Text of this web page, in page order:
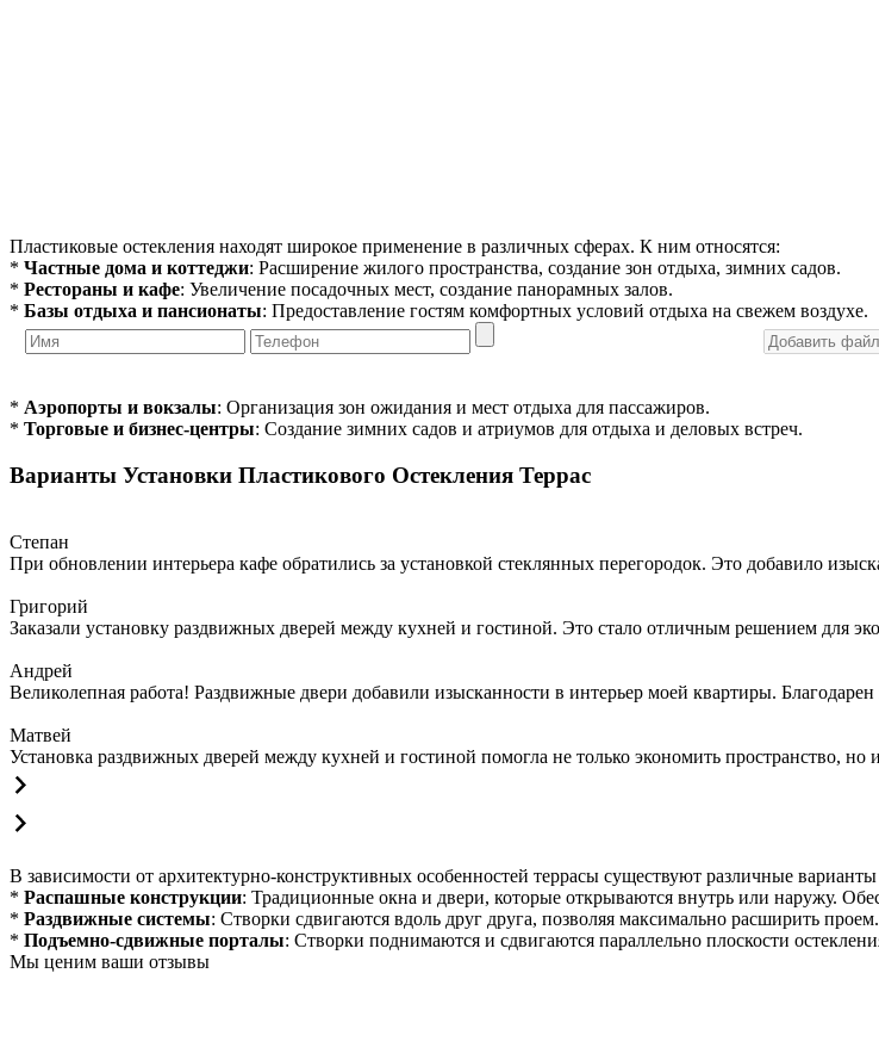
Пластиковые остекления находят широкое применение в различных сферах. К ним относятся:
* Частные дома и коттеджи: Расширение жилого пространства, создание зон отдыха, зимних садов.
* Рестораны и кафе: Увеличение посадочных мест, создание панорамных залов.
* Базы отдыха и пансионаты: Предоставление гостям комфортных условий отдыха на свежем воздухе.
* Аэропорты и вокзалы: Организация зон ожидания и мест отдыха для пассажиров.
* Торговые и бизнес-центры: Создание зимних садов и атриумов для отдыха и деловых встреч.
Варианты Установки Пластикового Остекления Террас
Степан
При обновлении интерьера кафе обратились за установкой стеклянных перегородок. Это добавило
Григорий
Заказали установку раздвижных дверей между кухней и гостиной. Это стало отличным решением для
Андрей
Великолепная работа! Раздвижные двери добавили изысканности в интерьер моей квартиры. Благодарен
Матвей
Установка раздвижных дверей между кухней и гостиной помогла не только экономить пространство, но
В зависимости от архитектурно-конструктивных особенностей террасы существуют различные
* Распашные конструкции: Традиционные окна и двери, которые открываются внутрь или наружу.
* Раздвижные системы: Створки сдвигаются вдоль друг друга, позволяя максимально расширить
* Подъемно-сдвижные порталы: Створки поднимаются и сдвигаются параллельно плоскости
Мы ценим ваши отзывы